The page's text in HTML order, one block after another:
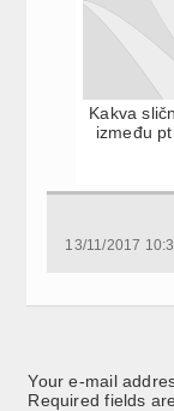
Kakva
između
13/11/2017
Your e-mail
Required fields